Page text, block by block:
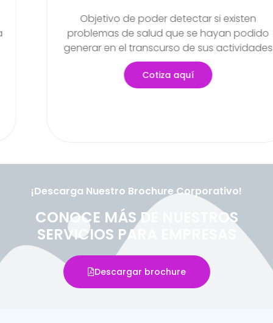
Mayor A 1.8 Mts. Exámenes con la
que los trabajadores que
actividades de riesgo puedan
supervisión en su estado de
Cotiza aquí
¡Descarga Nuestro Brochure Corporativo!
CONOCE MÁS DE NUESTROS
SERVICIOS PARA EMPRESAS
Descargar brochure